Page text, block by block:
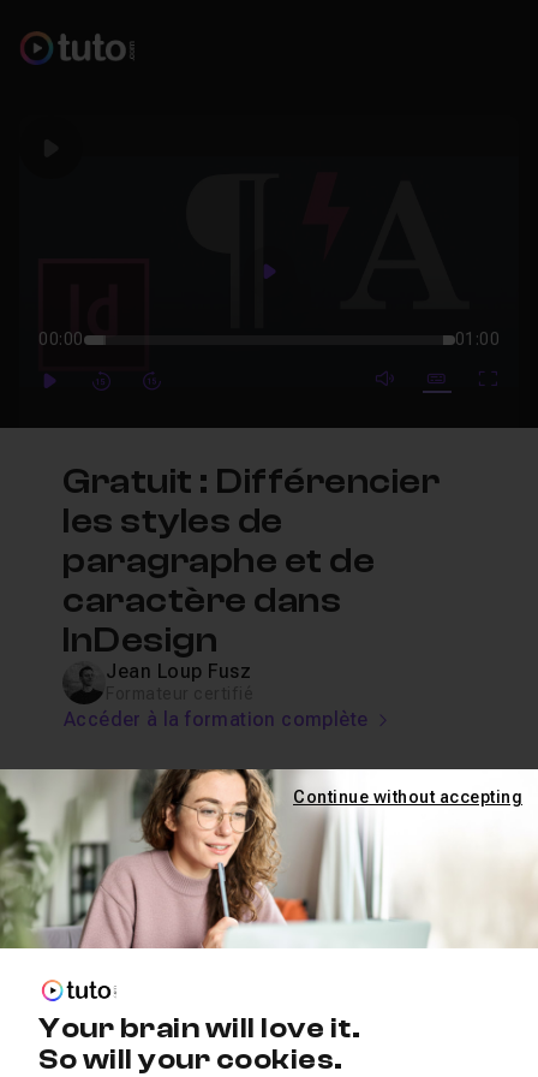
Play
00:00 01:00
PlayForwardForward mute video
Subtitles
Gratuit : Différencier
les styles de
paragraphe et de
caractère dans
InDesign
Jean Loup Fusz
Accéder à la formation complète